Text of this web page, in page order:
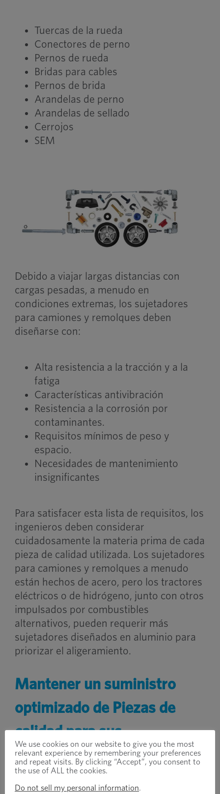
Tuercas de la rueda
Conectores de perno
Pernos de rueda
Bridas para cables
Pernos de brida
Arandelas de perno
Arandelas de sellado
Cerrojos
SEM
Debido a viajar largas distancias con
cargas pesadas, a menudo en
condiciones extremas, los sujetadores
para camiones y remolques deben
diseñarse con:
Alta resistencia a la tracción y a la
fatiga
Características antivibración
Resistencia a la corrosión por
contaminantes.
Requisitos mínimos de peso y
espacio.
Necesidades de mantenimiento
insignificantes
Para satisfacer esta lista de requisitos, los
ingenieros deben considerar
cuidadosamente la materia prima de cada
pieza de calidad utilizada. Los sujetadores
para camiones y remolques a menudo
están hechos de acero, pero los tractores
eléctricos o de hidrógeno, junto con otros
impulsados por combustibles
alternativos, pueden requerir más
sujetadores diseñados en aluminio para
priorizar el aligeramiento.
Mantener un suministro
optimizado de Piezas de
calidad para sus
construcciones de camiones
y remolques
We use cookies on our website to give you the most
relevant experience by remembering your preferences
and repeat visits. By clicking “Accept”, you consent to
the use of ALL the cookies.
Do not sell my personal information.